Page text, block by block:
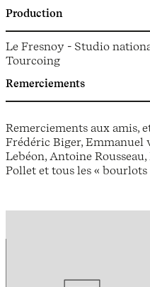
Production
Le Fresnoy - Studio
Tourcoing
Remerciements
Remerciements aux amis,
Frédéric Biger, Emmanuel
Lebéon, Antoine
Pollet et tous les «